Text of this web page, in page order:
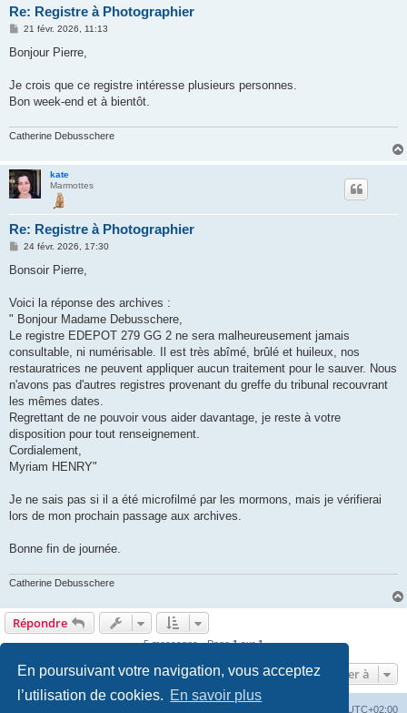
En poursuivant votre navigation, vous acceptez
l’utilisation de cookies. En savoir plus
Re: Registre à Photographier
M
s
g
21 févr. 2026, 11:13
Bonjour Pierre,
Je crois que ce registre intéresse plusieurs personnes.
Bon week-end et à bientôt.
Catherine Debusschere
kate
Marmottes
Re: Registre à Photographier
M
s
g
24 févr. 2026, 17:30
Bonsoir Pierre,
Voici la réponse des archives :
" Bonjour Madame Debusschere,
Le registre EDEPOT 279 GG 2 ne sera malheureusement jamais
consultable, ni numérisable. Il est très abîmé, brûlé et huileux, nos
restauratrices ne peuvent appliquer aucun traitement pour le sauver. Nous
n'avons pas d'autres registres provenant du greffe du tribunal recouvrant
les mêmes dates.
Regrettant de ne pouvoir vous aider davantage, je reste à votre
disposition pour tout renseignement.
Cordialement,
Myriam HENRY"
Je ne sais pas si il a été microfilmé par les mormons, mais je vérifierai
lors de mon prochain passage aux archives.
Bonne fin de journée.
Catherine Debusschere
Répondre
5 messages • Page1sur1
Aller à
UTC+02:00